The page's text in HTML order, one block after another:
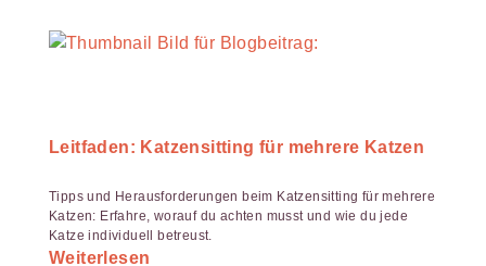
Leitfaden: Katzensitting für mehrere Katzen
Tipps und Herausforderungen beim Katzensitting für mehrere
Katzen: Erfahre, worauf du achten musst und wie du jede
Katze individuell betreust.
Weiterlesen